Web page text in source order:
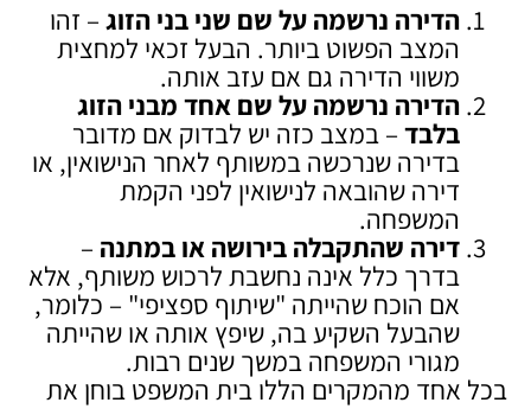
הדירה נרשמה על שם שני בני הזוג– זהו
המצב הפשוט ביותר. הבעל זכאי למחצית
משווי הדירה גם אם עזב אותה.
הדירה נרשמה על שם אחד מבני הזוג
בלבד– במצב כזה יש לבדוק אם מדובר
בדירה שנרכשה במשותף לאחר הנישואין, או
דירה שהובאה לנישואין לפני הקמת
המשפחה.
דירה שהתקבלה בירושה או במתנה–
בדרך כלל אינה נחשבת לרכוש משותף, אלא
אם הוכח שהייתה "שיתוף ספציפי" – כלומר,
שהבעל השקיע בה, שיפץ אותה או שהייתה
מגורי המשפחה במשך שנים רבות.
בכל אחד מהמקרים הללו בית המשפט בוחן את